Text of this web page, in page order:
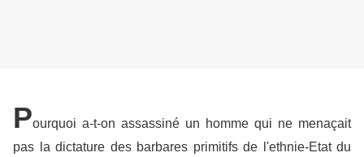
Pourquoi a-t-on assassiné un homme qui ne menaçait
pas la dictature des barbares primitifs de l'ethnie-Etat du